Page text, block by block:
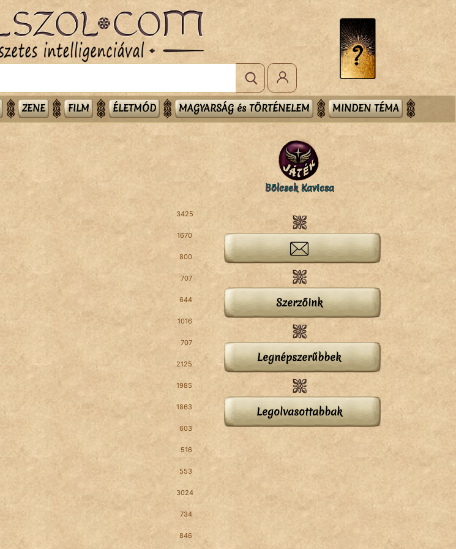
ZENE FILM ÉLETMÓD MAGYARSÁG és TÖRTÉNELEM MINDEN TÉMA
3425
1670
800
707
644
1016
707
2125
1985
1863
603
516
553
3024
734
846
Bölcsek Kavicsa
Szerzőink
Legnépszerűbbek
Legolvasottabbak